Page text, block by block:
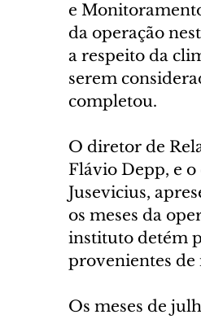
e
da operação
a respeito da
serem
completou.
O diretor de
Flávio Depp, e
Jusevicius,
os meses da
instituto detém
provenientes de
Os meses de